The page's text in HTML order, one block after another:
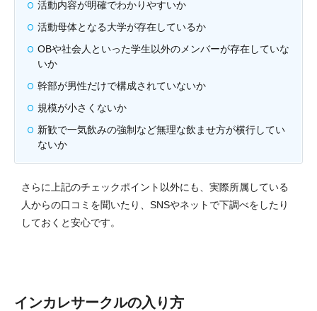
活動内容が明確でわかりやすいか
活動母体となる大学が存在しているか
OBや社会人といった学生以外のメンバーが存在していな
いか
幹部が男性だけで構成されていないか
規模が小さくないか
新歓で一気飲みの強制など無理な飲ませ方が横行してい
ないか
さらに上記のチェックポイント以外にも、実際所属している
人からの口コミを聞いたり、SNSやネットで下調べをしたり
しておくと安心です。
インカレサークルの入り方